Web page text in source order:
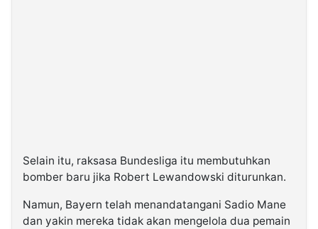
Selain itu, raksasa Bundesliga itu membutuhkan
bomber baru jika Robert Lewandowski diturunkan.
Namun, Bayern telah menandatangani Sadio Mane
dan yakin mereka tidak akan mengelola dua pemain